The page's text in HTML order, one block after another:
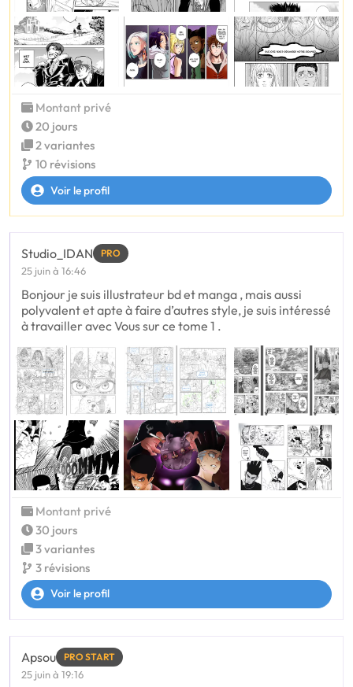
Montant privé
20 jours
2 variantes
10 révisions
Voir le profil
Studio_IDAN PRO
25 juin à 16:46
Bonjour je suis illustrateur bd et manga , mais aussi
polyvalent et apte à faire d’autres style, je suis intéressé
à travailler avec Vous sur ce tome 1 .
Montant privé
30 jours
3 variantes
3 révisions
Voir le profil
Apsou PRO START
25 juin à 19:16